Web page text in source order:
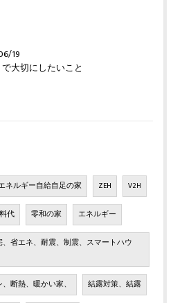
19
大切にしたいこと
ネルギー自給自足の家 ZEH V2H
代 零和の家 エネルギー
省エネ、耐震、制震、スマートハウ
断熱、暖かい家、 結露対策、結露